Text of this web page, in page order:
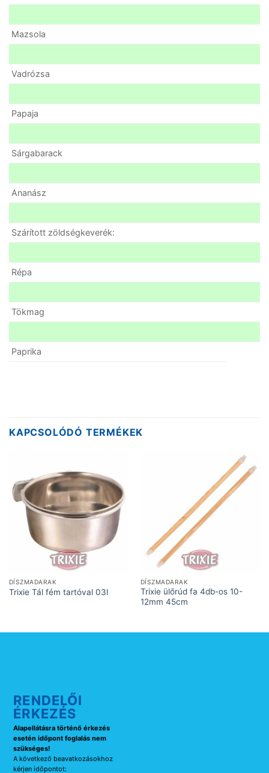
Mazsola
Vadrózsa
Papaja
Sárgabarack
Ananász
Szárított zöldségkeverék:
Répa
Tökmag
Paprika
KAPCSOLÓDÓ TERMÉKEK
DÍSZMADARAK
Trixie Tál fém tartóval 03l
DÍSZMADARAK
Trixie ülőrúd fa 4db-os 10-
12mm 45cm
RENDELŐI
ÉRKEZÉS
Alapellátásra történő érkezés
esetén időpont foglalás nem
szükséges!
A következő beavatkozásokhoz
kérjen időpontot: